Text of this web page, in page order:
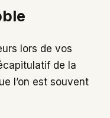
lors de vos
de la
l’on est souvent